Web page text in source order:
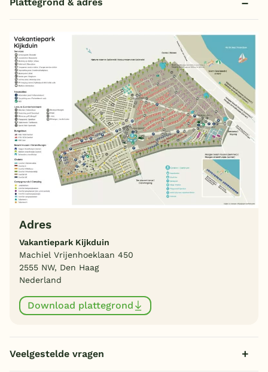
Plattegrond & adres
Adres
Vakantiepark Kijkduin
Machiel Vrijenhoeklaan 450
2555 NW, Den Haag
Nederland
Download plattegrond
Veelgestelde vragen